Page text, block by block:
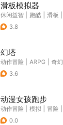
滑板模拟器
休闲益智 跑酷 滑板
3.8
幻塔
动作冒险 ARPG 奇幻
3.6
动漫女孩跑步
动作冒险 模拟 冒险
0.0